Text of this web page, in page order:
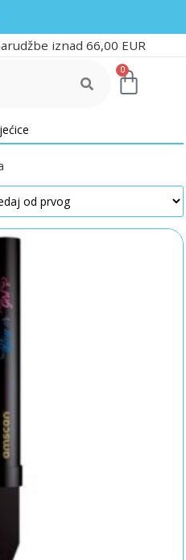
iznad 66,00 EUR
0